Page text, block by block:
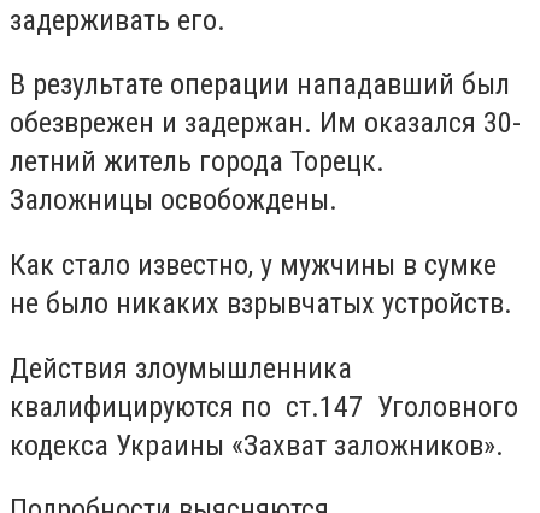
задерживать его.
В результате операции нападавший был
обезврежен и задержан. Им оказался 30-
летний житель города Торецк.
Заложницы освобождены.
Как стало известно, у мужчины в сумке
не было никаких взрывчатых устройств.
Действия злоумышленника
квалифицируются по ст.147 Уголовного
кодекса Украины «Захват заложников».